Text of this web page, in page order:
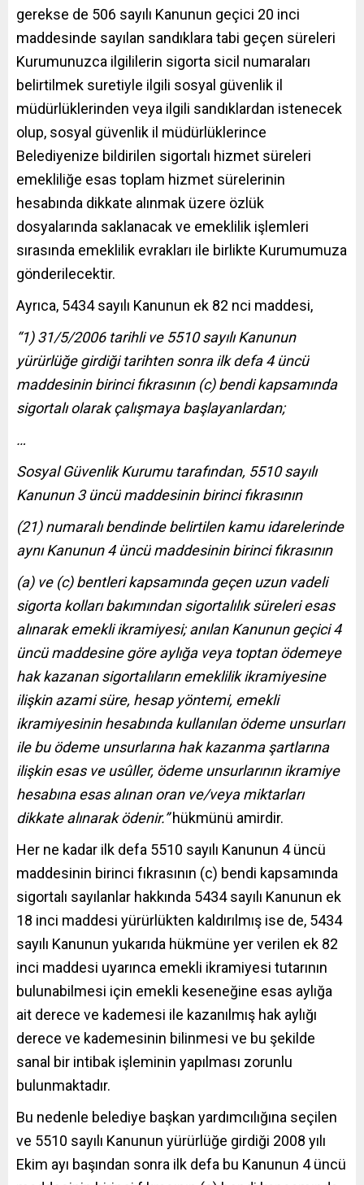
gerekse de 506 sayılı Kanunun geçici 20 inci
maddesinde sayılan sandıklara tabi geçen süreleri
Kurumunuzca ilgililerin sigorta sicil numaraları
belirtilmek suretiyle ilgili sosyal güvenlik il
müdürlüklerinden veya ilgili sandıklardan istenecek
olup, sosyal güvenlik il müdürlüklerince
Belediyenize bildirilen sigortalı hizmet süreleri
emekliliğe esas toplam hizmet sürelerinin
hesabında dikkate alınmak üzere özlük
dosyalarında saklanacak ve emeklilik işlemleri
sırasında emeklilik evrakları ile birlikte Kurumumuza
gönderilecektir.
Ayrıca, 5434 sayılı Kanunun ek 82 nci maddesi,
“1) 31/5/2006 tarihli ve 5510 sayılı Kanunun
yürürlüğe girdiği tarihten sonra ilk defa 4 üncü
maddesinin birinci fıkrasının (c) bendi kapsamında
sigortalı olarak çalışmaya başlayanlardan;
…
Sosyal Güvenlik Kurumu tarafından, 5510 sayılı
Kanunun 3 üncü maddesinin birinci fıkrasının
(21) numaralı bendinde belirtilen kamu idarelerinde
aynı Kanunun 4 üncü maddesinin birinci fıkrasının
(a) ve (c) bentleri kapsamında geçen uzun vadeli
sigorta kolları bakımından sigortalılık süreleri esas
alınarak emekli ikramiyesi; anılan Kanunun geçici 4
üncü maddesine göre aylığa veya toptan ödemeye
hak kazanan sigortalıların emeklilik ikramiyesine
ilişkin azami süre, hesap yöntemi, emekli
ikramiyesinin hesabında kullanılan ödeme unsurları
ile bu ödeme unsurlarına hak kazanma şartlarına
ilişkin esas ve usûller, ödeme unsurlarının ikramiye
hesabına esas alınan oran ve/veya miktarları
dikkate alınarak ödenir.”hükmünü amirdir.
Her ne kadar ilk defa 5510 sayılı Kanunun 4 üncü
maddesinin birinci fıkrasının (c) bendi kapsamında
sigortalı sayılanlar hakkında 5434 sayılı Kanunun ek
18 inci maddesi yürürlükten kaldırılmış ise de, 5434
sayılı Kanunun yukarıda hükmüne yer verilen ek 82
inci maddesi uyarınca emekli ikramiyesi tutarının
bulunabilmesi için emekli keseneğine esas aylığa
ait derece ve kademesi ile kazanılmış hak aylığı
derece ve kademesinin bilinmesi ve bu şekilde
sanal bir intibak işleminin yapılması zorunlu
bulunmaktadır.
Bu nedenle belediye başkan yardımcılığına seçilen
ve 5510 sayılı Kanunun yürürlüğe girdiği 2008 yılı
Ekim ayı başından sonra ilk defa bu Kanunun 4 üncü